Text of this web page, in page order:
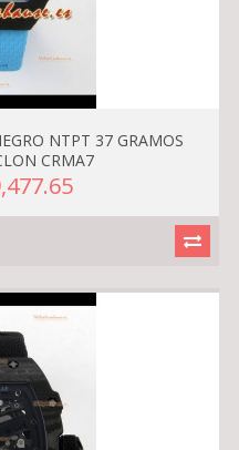
NTPT 37 GRAMOS
CRMA7